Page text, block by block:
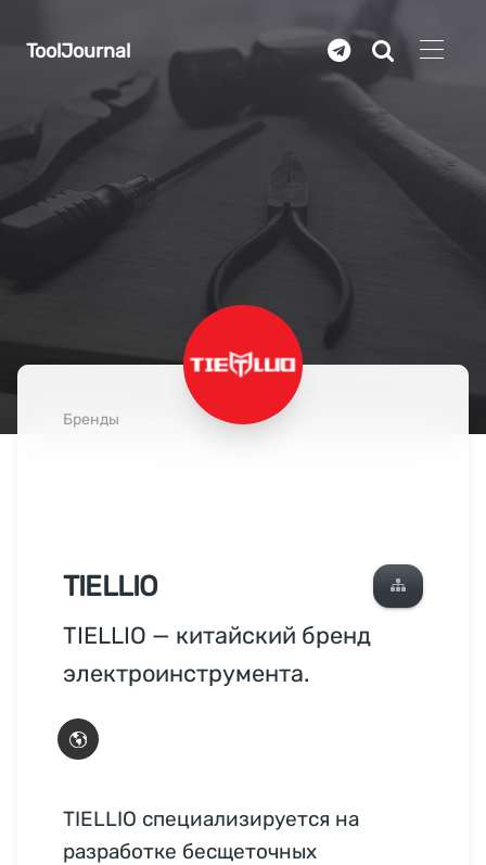
ToolJournal
Бренды
TIELLIO
TIELLIO — китайский бренд
электроинструмента.
TIELLIO специализируется на
разработке бесщеточных